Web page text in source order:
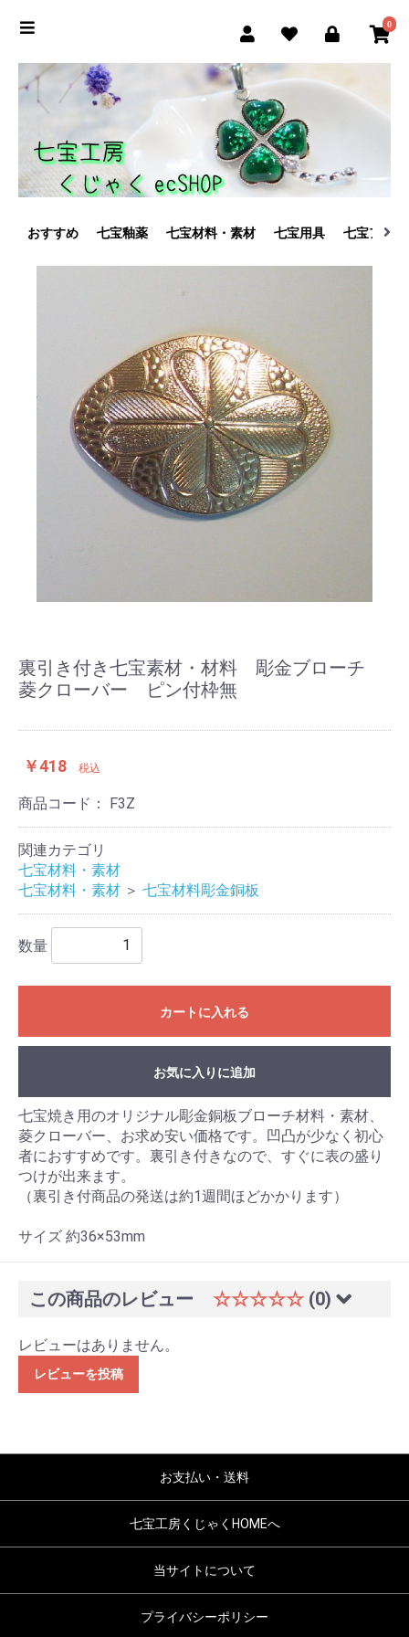
0
おすすめ 七宝釉薬 七宝材料・素材 七宝用具 七宝アク
裏引き付き七宝素材・材料 彫金ブローチ
菱クローバー ピン付枠無
￥418 税込
商品コード： F3Z
関連カテゴリ
七宝材料・素材
七宝材料・素材 ＞ 七宝材料彫金銅板
数量
カートに入れる
お気に入りに追加
七宝焼き用のオリジナル彫金銅板ブローチ材料・素材、
菱クローバー、お求め安い価格です。凹凸が少なく初心
者におすすめです。裏引き付きなので、すぐに表の盛り
つけが出来ます。
（裏引き付商品の発送は約1週間ほどかかります）
サイズ 約36×53mm
この商品のレビュー ☆☆☆☆☆ (0)
レビューはありません。
レビューを投稿
お支払い・送料
七宝工房くじゃくHOMEへ
当サイトについて
プライバシーポリシー